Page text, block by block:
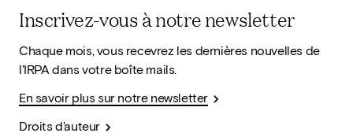
Inscrivez-vous à notre newsletter
Chaque mois, vous recevrez les dernières nouvelles de
l'IRPA dans votre boîte mails.
En savoir plus sur notre newsletter
Droits d'auteur